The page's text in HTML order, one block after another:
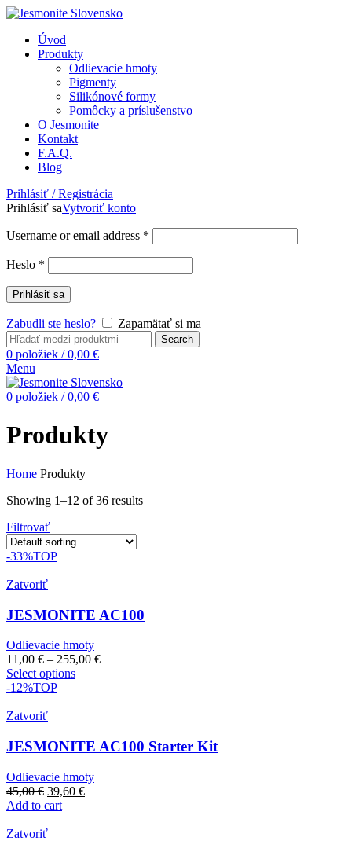
Úvod
Produkty
Odlievacie hmoty
Pigmenty
Silikónové formy
Pomôcky a príslušenstvo
O Jesmonite
Kontakt
F.A.Q.
Blog
Prihlásiť / Registrácia
Prihlásiť saVytvoriť konto
Username or email address *
Heslo *
Prihlásiť sa
Zabudli ste heslo? Zapamätať si ma
Search
0 položiek / 0,00 €
Menu
0 položiek / 0,00 €
Produkty
Home Produkty
Showing 1–12 of 36 results
Filtrovať
-33%TOP
Zatvoriť
JESMONITE AC100
Odlievacie hmoty
11,00 € – 255,00 €
Select options
-12%TOP
Zatvoriť
JESMONITE AC100 Starter Kit
Odlievacie hmoty
45,00€ 39,60 €
Add to cart
Zatvoriť